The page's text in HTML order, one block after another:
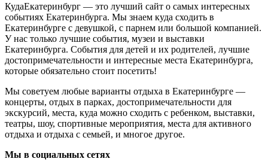
КудаЕкатеринбург — это лучший сайт о самых интересных
событиях Екатеринбурга. Мы знаем куда сходить в
Екатеринбурге с девушкой, с парнем или большой компанией.
У нас только лучшие события, музеи и выставки
Екатеринбурга. События для детей и их родителей, лучшие
достопримечательности и интересные места Екатеринбурга,
которые обязательно стоит посетить!
Мы советуем любые варианты отдыха в Екатеринбурге —
концерты, отдых в парках, достопримечательности для
экскурсий, места, куда можно сходить с ребенком, выставки,
театры, шоу, спортивные мероприятия, места для активного
отдыха и отдыха с семьей, и многое другое.
Мы в социальных сетях